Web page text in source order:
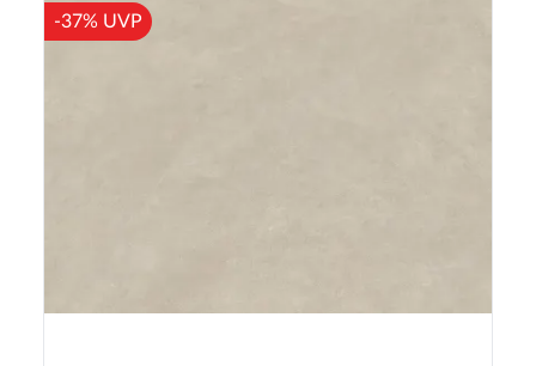
-37% UVP